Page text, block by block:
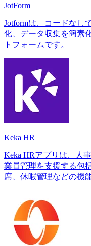
JotForm
Jotformは、コードなし
化、データ収集を簡素
トフォームです。
Keka HR
Keka HRアプリは、人
業員管理を支援する包
席、休暇管理などの機